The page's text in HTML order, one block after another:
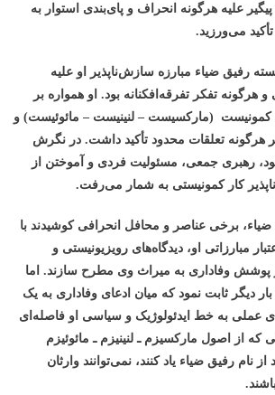
علیه هرگونه انحراف و پای‌بندی استوار به
می‌ورزید.
رفیق ضیاء مبارزه سازش‌ناپذیر او علیه
هرگونه تفکر تفرقه‌افکنانه بود. او همواره بر
کمونیست (مارکسیست – لنینیست – مائوئیست) و
بر هرگونه تعلقات محدود تأکید داشت. در نگرش
خود، رهبری جمعی، مسئولیت فردی و آموختن از
کار کمونیستی به شمار می‌رفت.
برخی عناصر و محافل انحرافی کوشیدند با
مبارزاتی او، دیدگاه‌های رویزیونیستی و
در پوشش وفاداری به میراث وی مطرح سازند. اما
دیگر ثابت نمود که میان ادعای وفاداری به یک
عملی به خط ایدئولوژیک و سیاسی او فاصله‌ای
از اصول مارکسیزم ـ لنینیزم ـ مائوئیزم
نام رفیق ضیاء یاد کنند، نمی‌توانند وارثان
.